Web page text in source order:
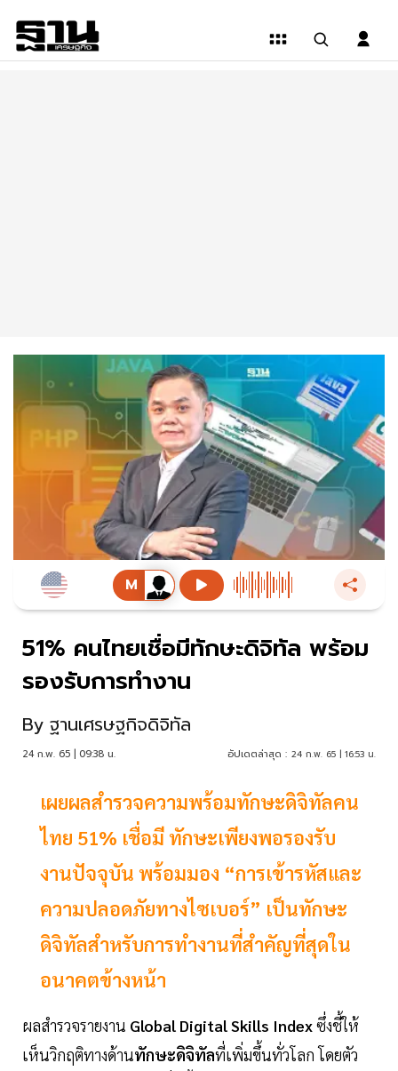
51% คนไทยเชื่อมีทักษะดิจิทัล พร้อม
รองรับการทำงาน
By ฐานเศรษฐกิจดิจิทัล
24 ก.พ. 65 | 09:38 น. อัปเดตล่าสุด : 24 ก.พ. 65 | 16:53 น.
เผยผลสำรวจความพร้อมทักษะดิจิทัลคน
ไทย 51% เชื่อมี ทักษะเพียงพอรองรับ
งานปัจจุบัน พร้อมมอง “การเข้ารหัสและ
ความปลอดภัยทางไซเบอร์” เป็นทักษะ
ดิจิทัลสำหรับการทำงานที่สำคัญที่สุดใน
อนาคตข้างหน้า
ผลสำรวจรายงาน Global Digital Skills Indexซึ่งชี้ให้
เห็นวิกฤติทางด้านทักษะดิจิทัลที่เพิ่มขึ้นทั่วโลก โดยตัว